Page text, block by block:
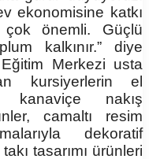
ekonomisine katkı
önemli. Güçlü
kalkınır.” diye
Merkezi usta
kursiyerlerin el
kanaviçe nakış
camaltı resim
dekoratif
tasarımı ürünleri